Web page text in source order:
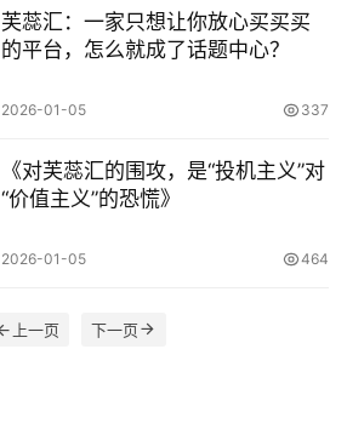
芙蕊汇：一家只想让你放心买买买
的平台，怎么就成了话题中心？
2026-01-05 337
《对芙蕊汇的围攻，是“投机主义”对
“价值主义”的恐慌》
2026-01-05 464
上一页 下一页